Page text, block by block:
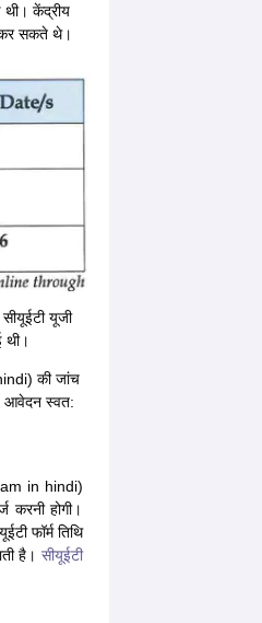
केंद्रीय
कर सकते थे।
यूजी
थी।
की जांच
आवेदन स्वत:
in hindi)
होगी।
फॉर्म तिथि
है। सीयूईटी